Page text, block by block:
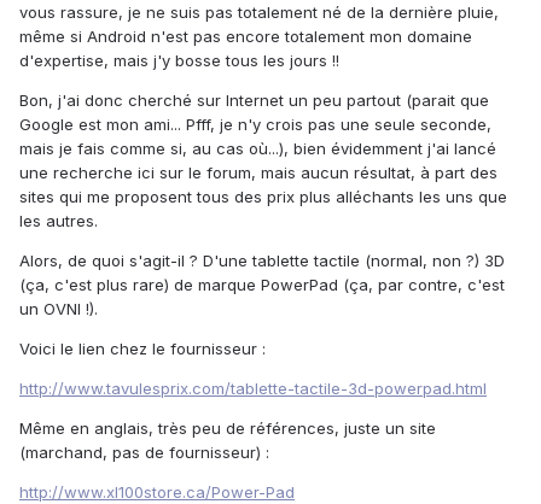
vous rassure, je ne suis pas totalement né de la dernière pluie,
même si Android n'est pas encore totalement mon domaine
d'expertise, mais j'y bosse tous les jours !!
Bon, j'ai donc cherché sur Internet un peu partout (parait que
Google est mon ami... Pfff, je n'y crois pas une seule seconde,
mais je fais comme si, au cas où...), bien évidemment j'ai lancé
une recherche ici sur le forum, mais aucun résultat, à part des
sites qui me proposent tous des prix plus alléchants les uns que
les autres.
Alors, de quoi s'agit-il ? D'une tablette tactile (normal, non ?) 3D
(ça, c'est plus rare) de marque PowerPad (ça, par contre, c'est
un OVNI !).
Voici le lien chez le fournisseur :
http://www.tavulesprix.com/tablette-tactile-3d-powerpad.html
Même en anglais, très peu de références, juste un site
(marchand, pas de fournisseur) :
http://www.xl100store.ca/Power-Pad